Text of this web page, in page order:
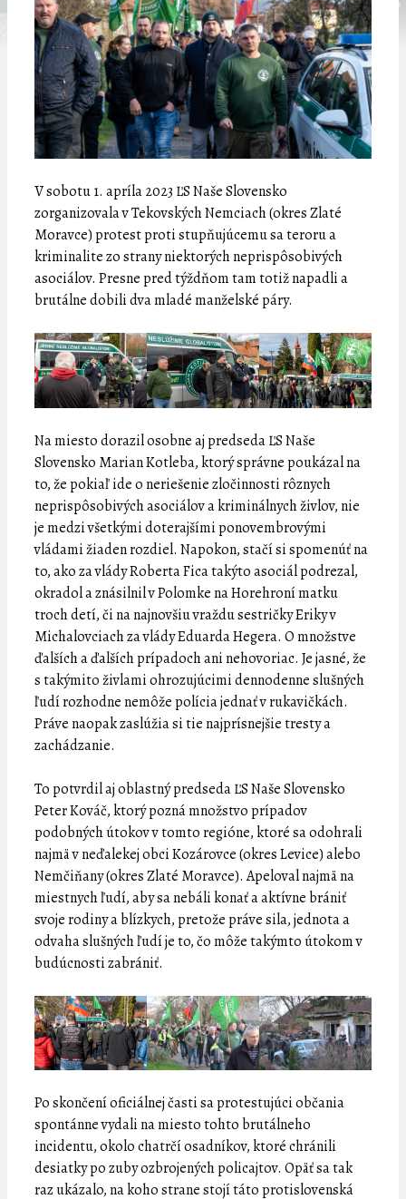
V sobotu 1. apríla 2023 ĽS Naše Slovensko
zorganizovala v Tekovských Nemciach (okres Zlaté
Moravce) protest proti stupňujúcemu sa teroru a
kriminalite zo strany niektorých neprispôsobivých
asociálov. Presne pred týždňom tam totiž napadli a
brutálne dobili dva mladé manželské páry.
Na miesto dorazil osobne aj predseda ĽS Naše
Slovensko Marian Kotleba, ktorý správne poukázal na
to, že pokiaľ ide o neriešenie zločinnosti rôznych
neprispôsobivých asociálov a kriminálnych živlov, nie
je medzi všetkými doterajšími ponovembrovými
vládami žiaden rozdiel. Napokon, stačí si spomenúť na
to, ako za vlády Roberta Fica takýto asociál podrezal,
okradol a znásilnil v Polomke na Horehroní matku
troch detí, či na najnovšiu vraždu sestričky Eriky v
Michalovciach za vlády Eduarda Hegera. O množstve
ďalších a ďalších prípadoch ani nehovoriac. Je jasné, že
s takýmito živlami ohrozujúcimi dennodenne slušných
ľudí rozhodne nemôže polícia jednať v rukavičkách.
Práve naopak zaslúžia si tie najprísnejšie tresty a
zachádzanie.
To potvrdil aj oblastný predseda ĽS Naše Slovensko
Peter Kováč, ktorý pozná množstvo prípadov
podobných útokov v tomto regióne, ktoré sa odohrali
najmä v neďalekej obci Kozárovce (okres Levice) alebo
Nemčiňany (okres Zlaté Moravce). Apeloval najmä na
miestnych ľudí, aby sa nebáli konať a aktívne brániť
svoje rodiny a blízkych, pretože práve sila, jednota a
odvaha slušných ľudí je to, čo môže takýmto útokom v
budúcnosti zabrániť.
Po skončení oficiálnej časti sa protestujúci občania
spontánne vydali na miesto tohto brutálneho
incidentu, okolo chatrčí osadníkov, ktoré chránili
desiatky po zuby ozbrojených policajtov. Opäť sa tak
raz ukázalo, na koho strane stojí táto protislovenská